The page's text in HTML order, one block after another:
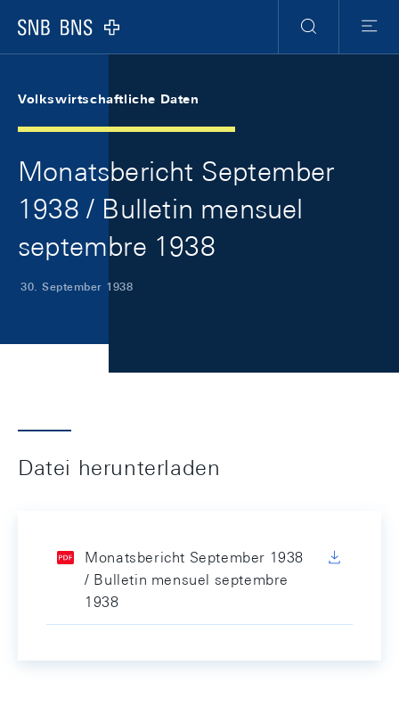
Logo
Suche
Menu
Volkswirtschaftliche Daten
Monatsbericht September
1938 / Bulletin mensuel
septembre 1938
30. September 1938
Datei herunterladen
Monatsbericht September 1938
/ Bulletin mensuel septembre
1938